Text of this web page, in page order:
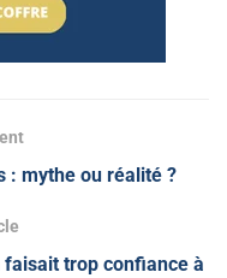
: mythe ou réalité ?
faisait trop confiance à